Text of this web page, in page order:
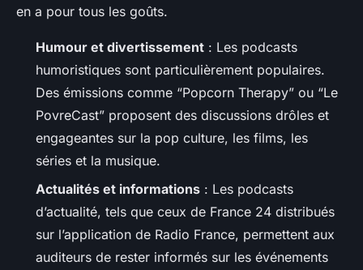
en a pour tous les goûts.
Humour et divertissement : Les podcasts
humoristiques sont particulièrement populaires.
Des émissions comme “Popcorn Therapy” ou “Le
PovreCast” proposent des discussions drôles et
engageantes sur la pop culture, les films, les
séries et la musique.
Actualités et informations : Les podcasts
d’actualité, tels que ceux de France 24 distribués
sur l’application de Radio France, permettent aux
auditeurs de rester informés sur les événements